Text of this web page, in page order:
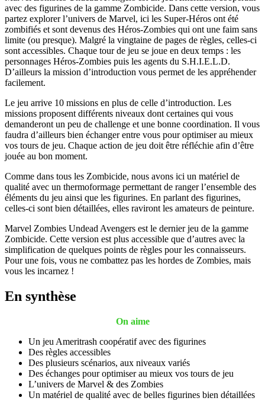
avec des figurines de la gamme Zombicide. Dans cette version, vous
partez explorer l’univers de Marvel, ici les Super-Héros ont été
zombifiés et sont devenus des Héros-Zombies qui ont une faim sans
limite (ou presque). Malgré la vingtaine de pages de règles, celles-ci
sont accessibles. Chaque tour de jeu se joue en deux temps : les
personnages Héros-Zombies puis les agents du S.H.I.E.L.D.
D’ailleurs la mission d’introduction vous permet de les appréhender
facilement.
Le jeu arrive 10 missions en plus de celle d’introduction. Les
missions proposent différents niveaux dont certaines qui vous
demanderont un peu de challenge et une bonne coordination. Il vous
faudra d’ailleurs bien échanger entre vous pour optimiser au mieux
vos tours de jeu. Chaque action de jeu doit être réfléchie afin d’être
jouée au bon moment.
Comme dans tous les Zombicide, nous avons ici un matériel de
qualité avec un thermoformage permettant de ranger l’ensemble des
éléments du jeu ainsi que les figurines. En parlant des figurines,
celles-ci sont bien détaillées, elles raviront les amateurs de peinture.
Marvel Zombies Undead Avengers est le dernier jeu de la gamme
Zombicide. Cette version est plus accessible que d’autres avec la
simplification de quelques points de règles pour les connaisseurs.
Pour une fois, vous ne combattez pas les hordes de Zombies, mais
vous les incarnez !
En synthèse
On aime
Un jeu Ameritrash coopératif avec des figurines
Des règles accessibles
Des plusieurs scénarios, aux niveaux variés
Des échanges pour optimiser au mieux vos tours de jeu
L’univers de Marvel & des Zombies
Un matériel de qualité avec de belles figurines bien détaillées